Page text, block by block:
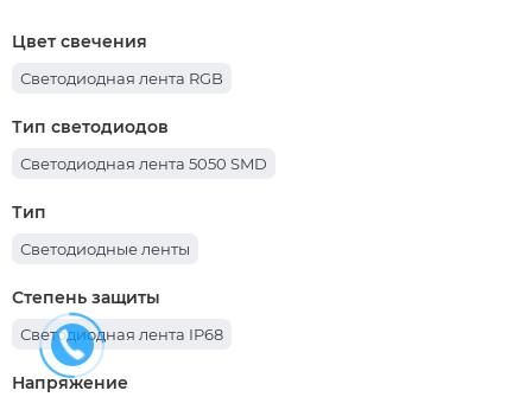
Цвет свечения
Светодиодная лента RGB
Тип светодиодов
Светодиодная лента 5050 SMD
Тип
Светодиодные ленты
Степень защиты
Светодиодная лента IP68
Напряжение